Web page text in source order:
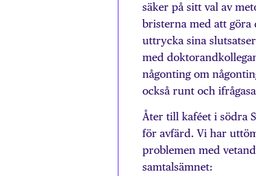
säker på sitt val av
bristerna med att göra
uttrycka sina
med
någonting om
också runt och
Åter till kaféet i södra
för avfärd. Vi har
problemen med
samtalsämnet: